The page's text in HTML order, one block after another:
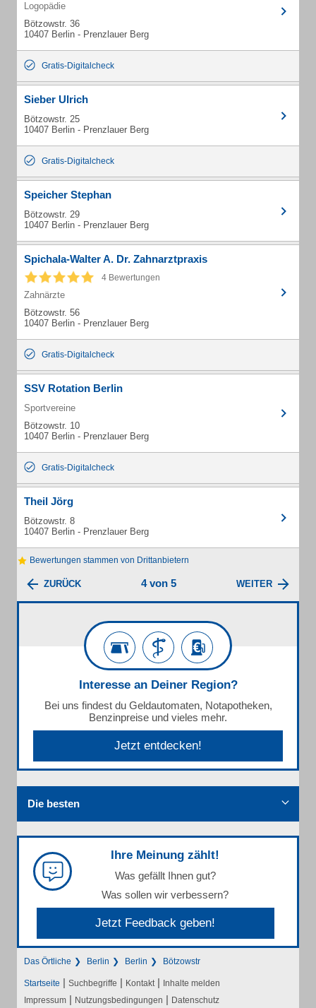
Logopädie
Bötzowstr. 36
10407 Berlin - Prenzlauer Berg
Gratis-Digitalcheck
Sieber Ulrich
Bötzowstr. 25
10407 Berlin - Prenzlauer Berg
Gratis-Digitalcheck
Speicher Stephan
Bötzowstr. 29
10407 Berlin - Prenzlauer Berg
Spichala-Walter A. Dr. Zahnarztpraxis
4 Bewertungen
Zahnärzte
Bötzowstr. 56
10407 Berlin - Prenzlauer Berg
Gratis-Digitalcheck
SSV Rotation Berlin
Sportvereine
Bötzowstr. 10
10407 Berlin - Prenzlauer Berg
Gratis-Digitalcheck
Theil Jörg
Bötzowstr. 8
10407 Berlin - Prenzlauer Berg
Bewertungen stammen von Drittanbietern
ZURÜCK 4 von 5 WEITER
Interesse an Deiner Region?
Bei uns findest du Geldautomaten, Notapotheken,
Benzinpreise und vieles mehr.
Jetzt entdecken!
Die besten
Ihre Meinung zählt!
Was gefällt Ihnen gut?
Was sollen wir verbessern?
Jetzt Feedback geben!
Das Örtliche Berlin Berlin Bötzowstr
Startseite | Suchbegriffe | Kontakt | Inhalte melden
Impressum | Nutzungsbedingungen | Datenschutz